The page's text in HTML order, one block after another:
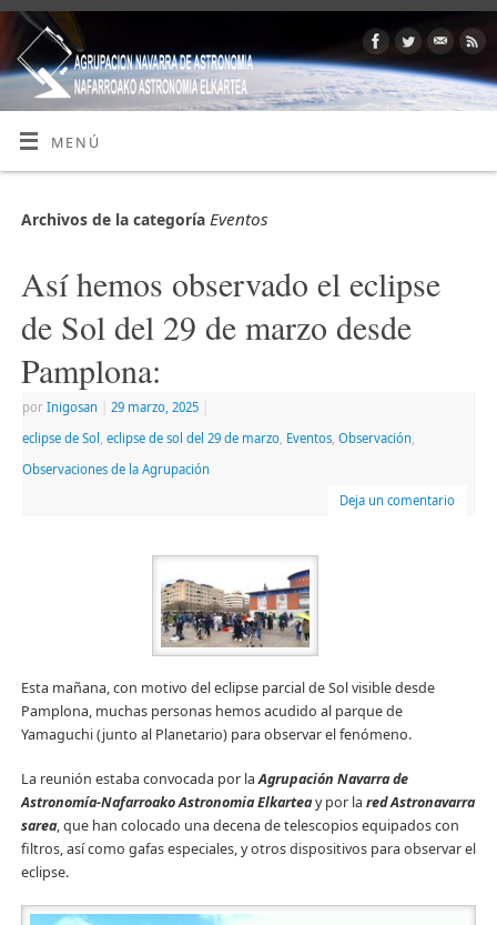
MENÚ
Archivos de la categoría Eventos
Así hemos observado el eclipse
de Sol del 29 de marzo desde
Pamplona:
por Inigosan 29 marzo, 2025
eclipse de Sol eclipse de sol del 29 de marzo, Eventos, Observación
Observaciones de la Agrupación
Deja un comentario
Esta mañana, con motivo del eclipse parcial de Sol visible desde
Pamplona, muchas personas hemos acudido al parque de
Yamaguchi (junto al Planetario) para observar el fenómeno.
La reunión estaba convocada por laAgrupación Navarra de
Astronomía-Nafarroako AstronomiaElkarteay por la red Astronavarra
sarea, que han colocado una decena de telescopios equipados con
filtros, así como gafas especiales, y otros dispositivos para observar el
eclipse.